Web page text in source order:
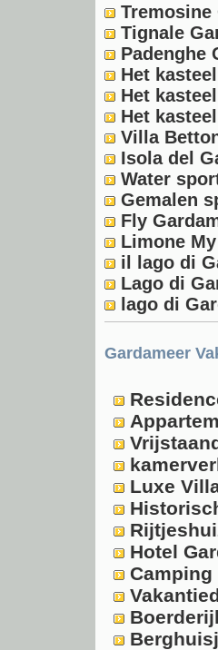
Tremosine
Tignale
Padenghe
Het
Het
Het
Villa
Isola del
Water
Gemalen
Fly
Limone
il lago di
Lago di
lago di
Gardameer
Luxe
Hotel
Camping